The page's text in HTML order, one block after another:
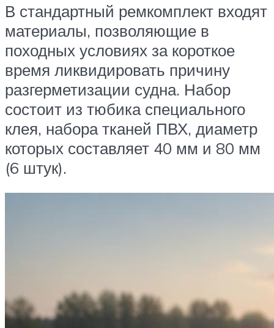
В стандартный ремкомплект входят
материалы, позволяющие в
походных условиях за короткое
время ликвидировать причину
разгерметизации судна. Набор
состоит из тюбика специального
клея, набора тканей ПВХ, диаметр
которых составляет 40 мм и 80 мм
(6 штук).